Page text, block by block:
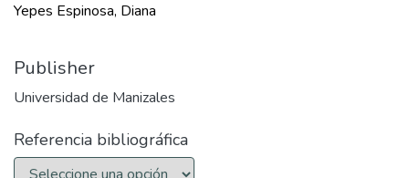
Yepes Espinosa, Diana
Publisher
Universidad de Manizales
Referencia bibliográfica